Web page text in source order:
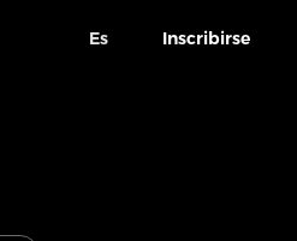
Es Inscribirse